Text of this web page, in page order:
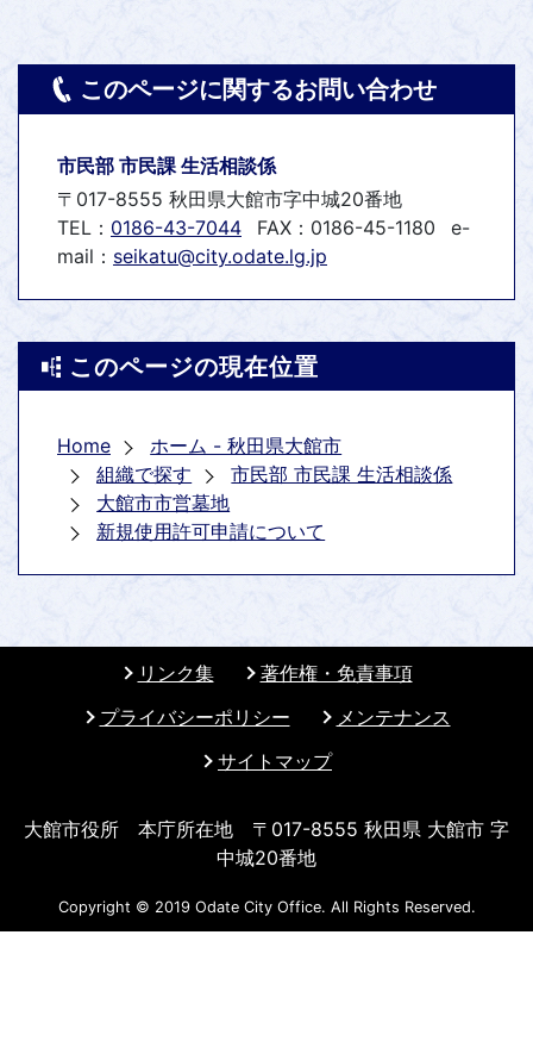
このページに関するお問い合わせ
市民部 市民課 生活相談係
〒017-8555 秋田県大館市字中城20番地
TEL： 0186-43-7044 FAX：0186-45-1180
e-
mail： seikatu@city.odate.lg.jp
このページの現在位置
Home
ホーム - 秋田県大館市
組織で探す
市民部 市民課 生活相談係
大館市市営墓地
新規使用許可申請について
リンク集
著作権・免責事項
プライバシーポリシー
メンテナンス
サイトマップ
大館市役所 本庁所在地 〒017-8555 秋田県 大館市 字
中城20番地
Copyright © 2019 Odate City Office. All Rights Reserved.